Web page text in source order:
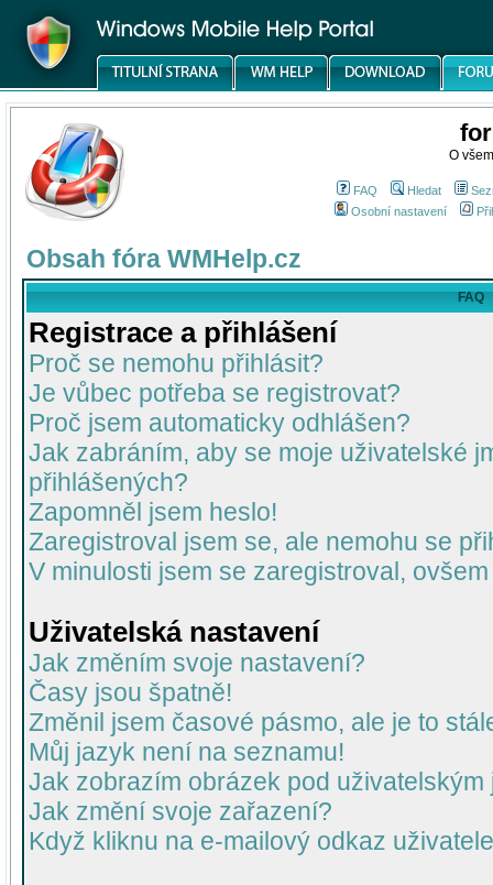
O
FAQ Hledat
Osobní nastavení
Obsah fóra WMHelp.cz
FAQ
Registrace a přihlášení
Proč se nemohu přihlásit?
Je vůbec potřeba se registrovat?
Proč jsem automaticky odhlášen?
Jak zabráním, aby se moje uživatelské
přihlášených?
Zapomněl jsem heslo!
Zaregistroval jsem se, ale nemohu se
V minulosti jsem se zaregistroval,
Uživatelská nastavení
Jak změním svoje nastavení?
Časy jsou špatně!
Změnil jsem časové pásmo, ale je to
Můj jazyk není na seznamu!
Jak zobrazím obrázek pod uživatelským
Jak změní svoje zařazení?
Když kliknu na e-mailový odkaz